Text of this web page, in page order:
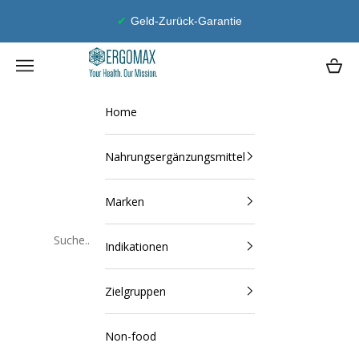
Geld-Zurück-Garantie
Ergomax
Navigationsmenü öffnen
Home
Nahrungsergänzungsmittel
Marken
Indikationen
Zielgruppen
Non-food